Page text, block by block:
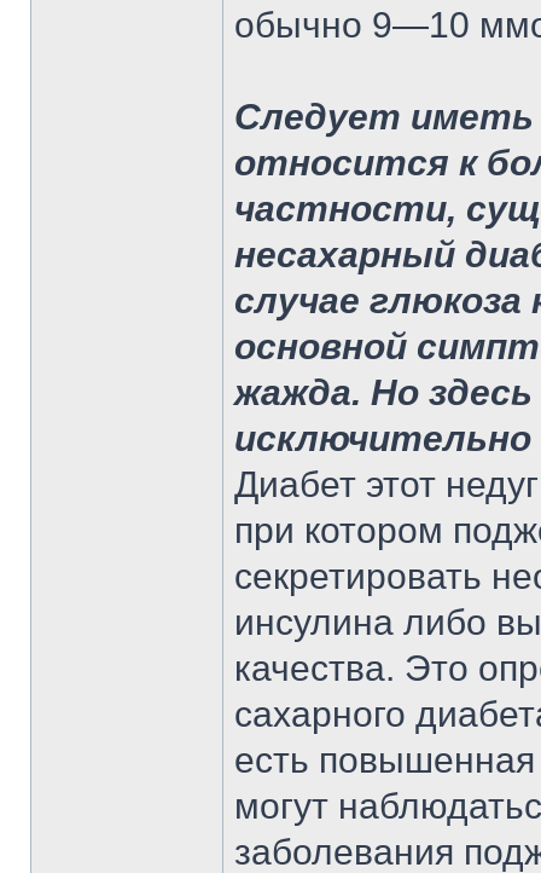
обычно 9—10
Следует иметь
относится к
частности,
несахарный
случае
основной
жажда. Но
исключительно
Диабет этот
при котором
секретировать
инсулина либо
качества. Это
сахарного
есть
могут
заболевания